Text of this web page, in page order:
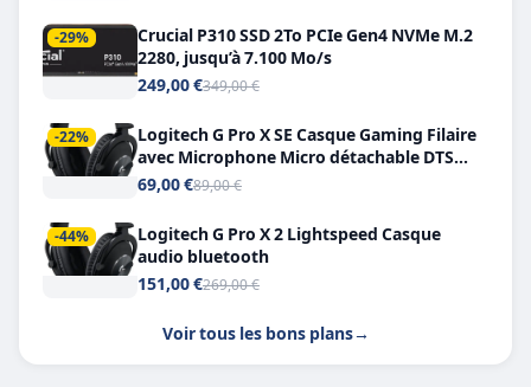
-29%
Crucial P310 SSD 2To PCIe Gen4 NVMe M.2
2280, jusqu’à 7.100 Mo/s
249,00 €349,00 €
-22%
Logitech G Pro X SE Casque Gaming Filaire
avec Microphone Micro détachable DTS
Headphone X 7.1
69,00 €89,00 €
-44%
Logitech G Pro X 2 Lightspeed Casque
audio bluetooth
151,00 €269,00 €
Voir tous les bons plans→